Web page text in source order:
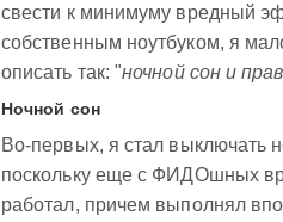
свести к минимуму вредный
собственным ноутбуком, я
описать так: "ночной сон и
Ночной сон
Во-первых, я стал выключать
поскольку еще с ФИДОшных
работал, причем выполнял